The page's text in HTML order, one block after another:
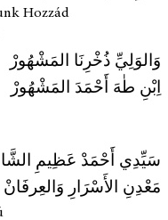
Hozzád
وَالوَلِيِّ ذُخْرِنَا المَشْهُورْ
اِبْنِ طٰهَ أَحْمَدَ المَشْهُورْ
سَيِّدِي أَحْمَدْ عَظِیمِ
مَعْدِنِ الأَسْرَارِ وَالعِرفَانْ